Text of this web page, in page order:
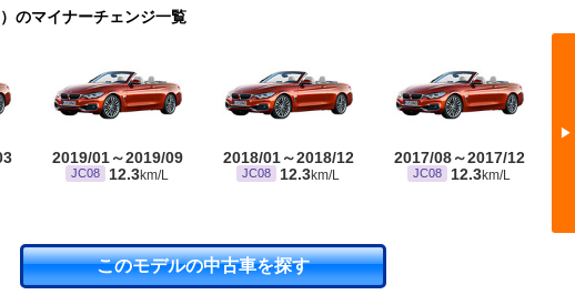
のマイナーチェンジ一覧
▶
2019/01～2019/09
JC08 12.3km/L
2018/01～2018/12
JC08 12.3km/L
2017/08～2017/12
JC08 12.3km/L
このモデルの中古車を探す